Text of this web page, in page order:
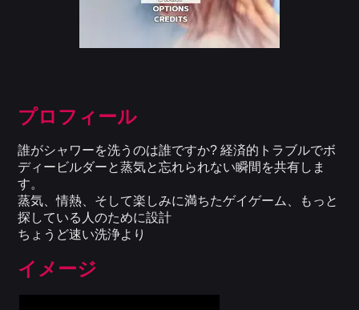
プロフィール
誰がシャワーを洗うのは誰ですか? 経済的トラブルでボ
ディービルダーと蒸気と忘れられない瞬間を共有しま
す。
蒸気、情熱、そして楽しみに満ちたゲイゲーム、もっと
探している人のために設計
ちょうど速い洗浄より
イメージ